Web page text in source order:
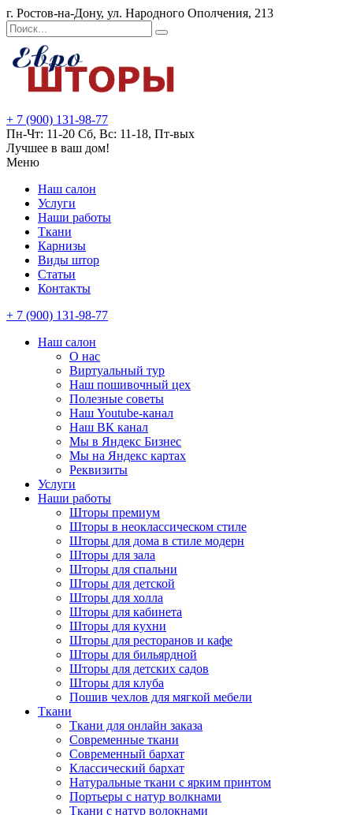
г. Ростов-на-Дону, ул. Народного Ополчения, 213
+ 7 (900) 131-98-77
Пн-Чт: 11-20 Сб, Вс: 11-18, Пт-вых
Лучшее в ваш дом!
Меню
Наш салон
Услуги
Наши работы
Ткани
Карнизы
Виды штор
Статьи
Контакты
+ 7 (900) 131-98-77
Наш салон
О нас
Виртуальный тур
Наш пошивочный цех
Полезные советы
Наш Youtube-канал
Наш ВК канал
Мы в Яндекс Бизнес
Мы на Яндекс картах
Реквизиты
Услуги
Наши работы
Шторы премиум
Шторы в неоклассическом стиле
Шторы для дома в стиле модерн
Шторы для зала
Шторы для спальни
Шторы для детской
Шторы для холла
Шторы для кабинета
Шторы для кухни
Шторы для ресторанов и кафе
Шторы для бильярдной
Шторы для детских садов
Шторы для клуба
Пошив чехлов для мягкой мебели
Ткани
Ткани для онлайн заказа
Современные ткани
Современный бархат
Классический бархат
Натуральные ткани с ярким принтом
Портьеры с натур волкнами
Ткани с натур волокнами